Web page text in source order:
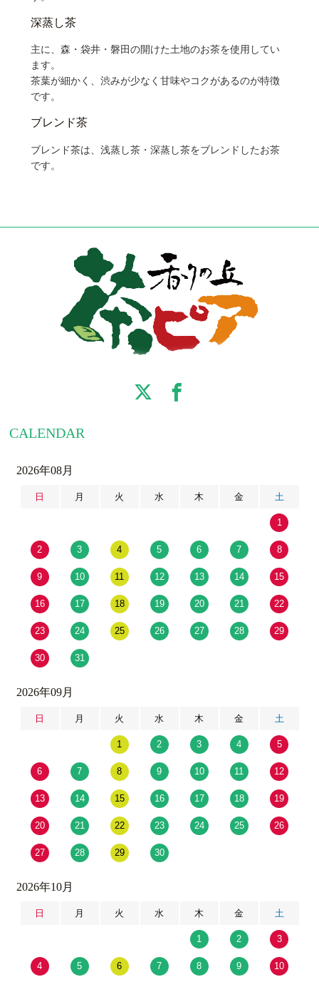
深蒸し茶
主に、森・袋井・磐田の開けた土地のお茶を使用してい
ます。
茶葉が細かく、渋みが少なく甘味やコクがあるのが特徴
です。
ブレンド茶
ブレンド茶は、浅蒸し茶・深蒸し茶をブレンドしたお茶
です。
CALENDAR
2026年08月
日 月 火 水 木 金 土
1
2 3 4 5 6 7 8
9 10 11 12 13 14 15
16 17 18 19 20 21 22
23 24 25 26 27 28 29
30 31
2026年09月
日 月 火 水 木 金 土
1 2 3 4 5
6 7 8 9 10 11 12
13 14 15 16 17 18 19
20 21 22 23 24 25 26
27 28 29 30
2026年10月
日 月 火 水 木 金 土
1 2 3
4 5 6 7 8 9 10